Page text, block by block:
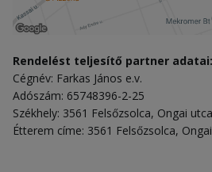
Rendelést teljesítő partner adatai:
Cégnév: Farkas János e.v.
Adószám: 65748396-2-25
Székhely: 3561 Felsőzsolca, Ongai
Étterem címe: 3561 Felsőzsolca,